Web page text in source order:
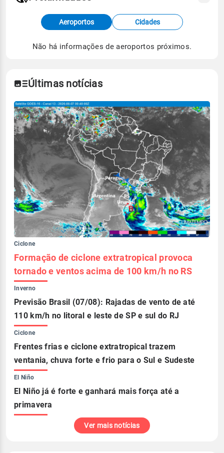
Fonte: dados combinados de estações
meteorológicas e satélite do Centro de Previsão
de Tempo e Estudos Climáticos (CPTEC).
Aeroportos Cidades
Não há informações de aeroportos próximos.
Últimas notícias
Ciclone
Formação de ciclone extratropical provoca
tornado e ventos acima de 100 km/h no RS
Inverno
Previsão Brasil (07/08): Rajadas de vento de até
110 km/h no litoral e leste de SP e sul do RJ
Ciclone
Frentes frias e ciclone extratropical trazem
ventania, chuva forte e frio para o Sul e Sudeste
El Niño
El Niño já é forte e ganhará mais força até a
primavera
Ver mais notícias